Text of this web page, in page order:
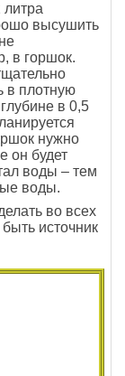
литра
высушить
в горшок.
в плотную
в 0,5
нужно
он будет
воды – тем
воды.
во всех
источник